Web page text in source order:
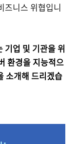
즈니스 위협입니
기업 및 기관을 위
환경을 지능적으
소개해 드리겠습